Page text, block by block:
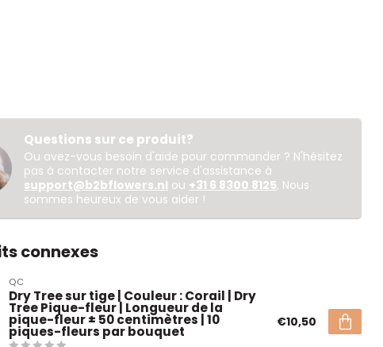
Questions sur ce produit?
Ou avez-vous besoin d'aide pour commander ? N'hésitez
pas à contacter notre service d'assistance à
support@b2bflowers.nl ou +31 6 8300 8125. Nous
sommes heureux de vous aider !
connexes
QC
Dry Tree sur tige | Couleur : Corail | Dry
Tree Pique-fleur | Longueur de la
pique-fleur ± 50 centimètres | 10
piques-fleurs par bouquet
€10,50